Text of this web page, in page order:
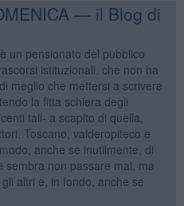
— il Blog di
un pensionato del pubblico
istituzionali, che non ha
meglio che mettersi a scrivere
la fitta schiera degli
tali- a scapito di quella,
Toscano, valderopiteco e
anche se inutilmente, di
sembra non passare mai, ma
altri e, in fondo, anche se